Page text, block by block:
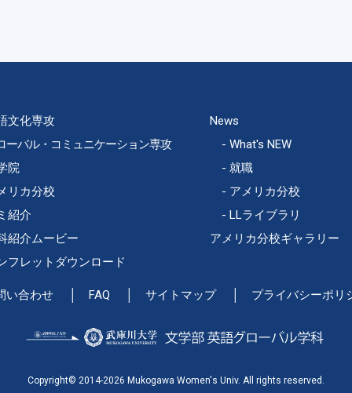
文化専攻
ーバル・コミュニケーション専攻
院
リカ分校
紹介
紹介ムービー
フレットダウンロード
News
What's NEW
就職
アメリカ分校
LLライブラリ
アメリカ分校ギャラリー
い合わせ FAQ サイトマップ プライバシーポリ
Copyright© 2014-2026 Mukogawa Women's Univ. All rights reserved.